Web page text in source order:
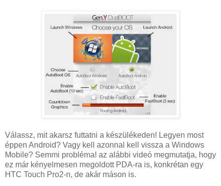
Válassz, mit akarsz futtatni a készülékeden! Legyen most
éppen Android? Vagy kell azonnal kell vissza a Windows
Mobile? Semmi probléma! az alábbi videó megmutatja, hogy
ez már kényelmesen megoldott PDA-ra is, konkrétan egy
HTC Touch Pro2-n, de akár máson is.